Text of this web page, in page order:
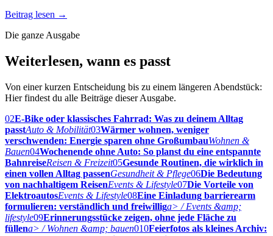
Beitrag lesen →
Die ganze Ausgabe
Weiterlesen, wann es passt
Von einer kurzen Entscheidung bis zu einem längeren Abendstück:
Hier findest du alle Beiträge dieser Ausgabe.
02E-Bike oder klassisches Fahrrad: Was zu deinem Alltag
passtAuto & Mobilität03Wärmer wohnen, weniger
verschwenden: Energie sparen ohne GroßumbauWohnen &
Bauen04Wochenende ohne Auto: So planst du eine entspannte
BahnreiseReisen & Freizeit05Gesunde Routinen, die wirklich in
einen vollen Alltag passenGesundheit & Pflege06Die Bedeutung
von nachhaltigem ReisenEvents & Lifestyle07Die Vorteile von
ElektroautosEvents & Lifestyle08Eine Einladung barrierearm
formulieren: verständlich und freiwilliga> / Events &amp;
lifestyle09Erinnerungsstücke zeigen, ohne jede Fläche zu
füllena> / Wohnen &amp; bauen010Feierfotos als kleines Archiv: